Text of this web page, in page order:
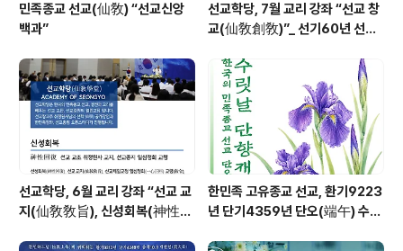
민족종교 선교(仙敎) “선교신앙
백과”
선교학당, 7월 교리 강좌 “선교 창
교(仙敎創敎)”_ 선기60년 선교
선교학당, 6월 교리 강좌 “선교 교
지(仙敎敎旨), 신성회복(神性回
한민족 고유종교 선교, 환기9223
년 단기4359년 단오(端午) 수릿